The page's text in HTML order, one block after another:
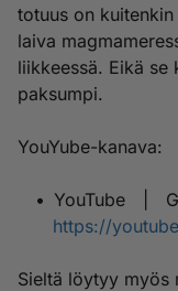
totuus on
laiva
liikkeessä. Eikä se
paksumpi.
YouYube-kanava:
• YouTube |
https://
Sieltä löytyy myös